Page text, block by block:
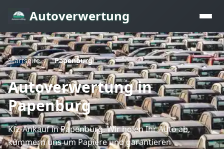
Autoverwertung
Startseite / Papenburg
Autoverwertungin
Papenburg
Kfz-Ankaufin Papenburg. Wir holen Ihr Auto ab,
kümmern uns um Papiere und garantieren